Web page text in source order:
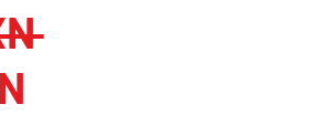
Precio